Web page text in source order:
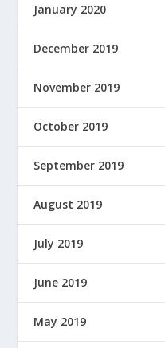
January 2020
December 2019
November 2019
October 2019
September 2019
August 2019
July 2019
June 2019
May 2019